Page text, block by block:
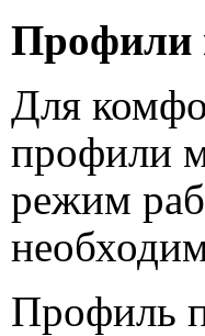
Профили
Для
профили
режим
Профиль